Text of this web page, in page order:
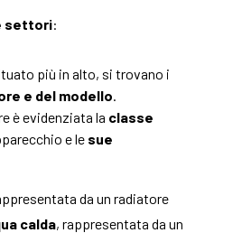
settori:
più in alto, si trovano i
e del modello.
è evidenziata la classe
e le sue
da un radiatore
calda, rappresentata da un